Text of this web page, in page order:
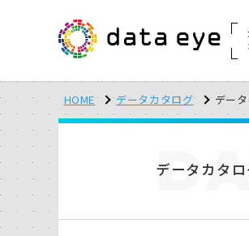
HOME データカタログ デー
データカタ